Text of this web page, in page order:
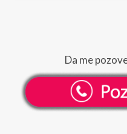
Da me